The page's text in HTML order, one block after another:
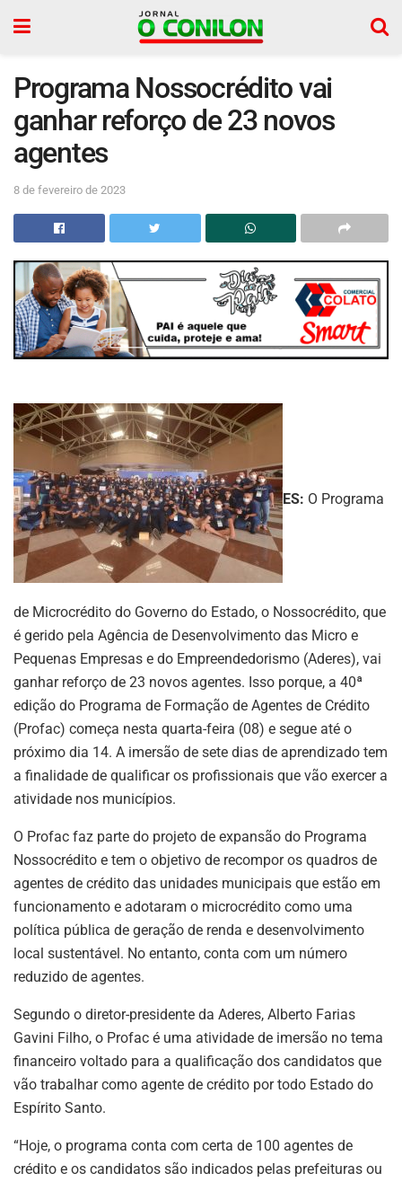
Programa Nossocrédito vai
ganhar reforço de 23 novos
agentes
8 de fevereiro de 2023
ES: O Programa
de Microcrédito do Governo do Estado, o Nossocrédito, que
é gerido pela Agência de Desenvolvimento das Micro e
Pequenas Empresas e do Empreendedorismo (Aderes), vai
ganhar reforço de 23 novos agentes. Isso porque, a 40ª
edição do Programa de Formação de Agentes de Crédito
(Profac) começa nesta quarta-feira (08) e segue até o
próximo dia 14. A imersão de sete dias de aprendizado tem
a finalidade de qualificar os profissionais que vão exercer a
atividade nos municípios.
O Profac faz parte do projeto de expansão do Programa
Nossocrédito e tem o objetivo de recompor os quadros de
agentes de crédito das unidades municipais que estão em
funcionamento e adotaram o microcrédito como uma
política pública de geração de renda e desenvolvimento
local sustentável. No entanto, conta com um número
reduzido de agentes.
Segundo o diretor-presidente da Aderes, Alberto Farias
Gavini Filho, o Profac é uma atividade de imersão no tema
financeiro voltado para a qualificação dos candidatos que
vão trabalhar como agente de crédito por todo Estado do
Espírito Santo.
“Hoje, o programa conta com certa de 100 agentes de
crédito e os candidatos são indicados pelas prefeituras ou